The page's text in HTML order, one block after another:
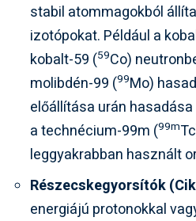
stabil atommagokból
izotópokat. Például a
kobalt-59 (59Co)
molibdén-99 (99Mo)
előállítása urán
a technécium-99m (99m
leggyakrabban használt
Részecskegyorsítók
energiájú protonokkal